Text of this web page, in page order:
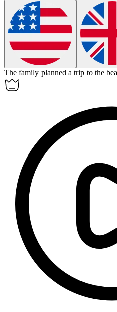
The family planned atrip to the